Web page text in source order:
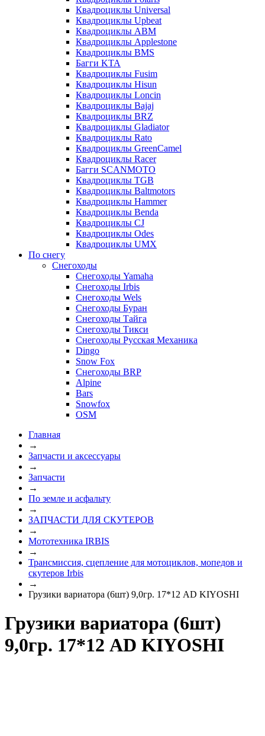
Квадроциклы Universal
Квадроциклы Upbeat
Квадроциклы ABM
Квадроциклы Applestone
Квадроциклы BMS
Багги KTA
Квадроциклы Fusim
Квадроциклы Hisun
Квадроциклы Loncin
Квадроциклы Bajaj
Квадроциклы BRZ
Квадроциклы Gladiator
Квадроциклы Rato
Квадроциклы GreenCamel
Квадроциклы Racer
Багги SCANMOTO
Квадроциклы TGB
Квадроциклы Baltmotors
Квадроциклы Hammer
Квадроциклы Benda
Квадроциклы CJ
Квадроциклы Odes
Квадроциклы UMX
По снегу
Снегоходы
Снегоходы Yamaha
Снегоходы Irbis
Снегоходы Wels
Снегоходы Буран
Снегоходы Тайга
Снегоходы Тикси
Снегоходы Русская Механика
Dingo
Snow Fox
Снегоходы BRP
Alpine
Bars
Snowfox
OSM
Главная
→
Запчасти и аксессуары
→
Запчасти
→
По земле и асфальту
→
ЗАПЧАСТИ ДЛЯ СКУТЕРОВ
→
Мототехника IRBIS
→
Трансмиссия, сцепление для мотоциклов, мопедов и
скутеров Irbis
→
Грузики вариатора (6шт) 9,0гр. 17*12 AD KIYOSHI
Грузики вариатора (6шт)
9,0гр. 17*12 AD KIYOSHI